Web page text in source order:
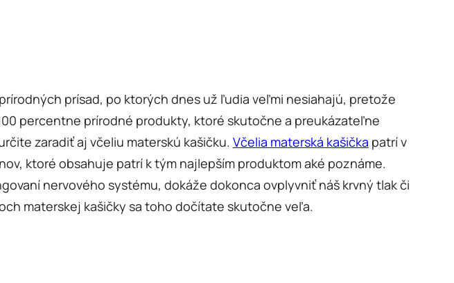
prísad, po ktorých dnes už ľudia veľmi nesiahajú, pretože
percentne prírodné produkty, ktoré skutočne a preukázateľne
zaradiť aj včeliu materskú kašičku. Včelia materská kašička patrí v
ktoré obsahuje patrí k tým najlepším produktom aké poznáme.
nervového systému, dokáže dokonca ovplyvniť náš krvný tlak či
materskej kašičky sa toho dočítate skutočne veľa.